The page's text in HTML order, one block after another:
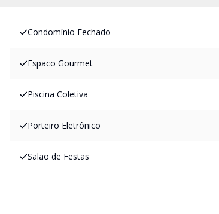
Condomínio Fechado
Espaco Gourmet
Piscina Coletiva
Porteiro Eletrônico
Salão de Festas